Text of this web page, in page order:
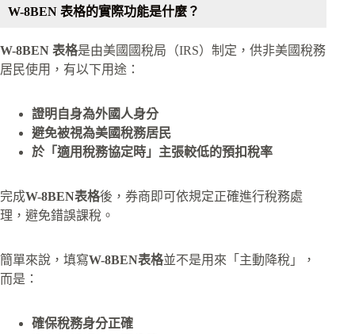
W-8BEN 表格的實際功能是什麼？
W-8BEN 表格是由美國國稅局（IRS）制定，供非美國稅務
居民使用，有以下用途：
證明自身為外國人身分
避免被視為美國稅務居民
於「適用稅務協定時」主張較低的預扣稅率
完成W-8BEN表格後，券商即可依規定正確進行稅務處
理，避免錯誤課稅。
簡單來說，填寫W-8BEN表格並不是用來「主動降稅」，
而是：
確保稅務身分正確